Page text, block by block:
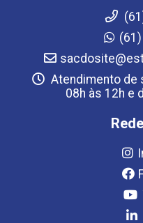
Atendimento de
08h às 12h e